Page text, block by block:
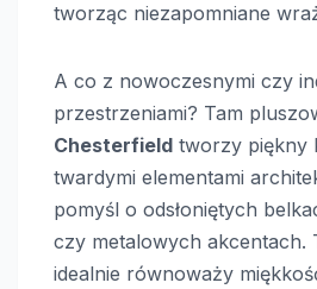
tworząc niezapomniane
A co z nowoczesnymi czy
przestrzeniami? Tam
Chesterfield tworzy piękny
twardymi elementami
pomyśl o odsłoniętych
czy metalowych akcentach.
idealnie równoważy